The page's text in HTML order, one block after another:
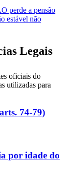
perde a pensão
estável não
Legais
oficiais do
utilizadas para
74-79)
por idade do